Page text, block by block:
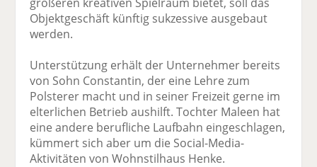
Objektgeschäft künftig sukzessive ausgebaut
werden.
Unterstützung erhält der Unternehmer bereits
von Sohn Constantin, der eine Lehre zum
Polsterer macht und in seiner Freizeit gerne im
elterlichen Betrieb aushilft. Tochter Maleen hat
eine andere berufliche Laufbahn ein­geschlagen,
kümmert sich aber um die Social-Media-
Aktivitäten von Wohnstilhaus Henke.